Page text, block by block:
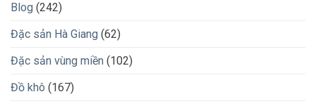
Blog (242)
Đặc sản Hà Giang (62)
Đặc sản vùng miền (102)
Đồ khô (167)